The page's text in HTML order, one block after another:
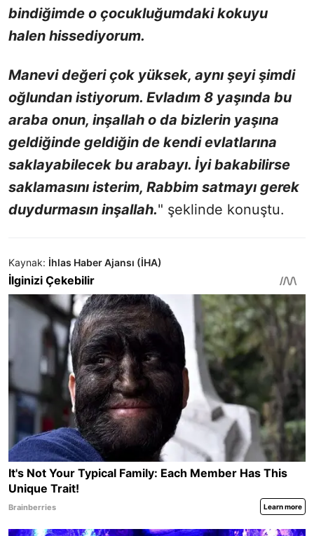
bindiğimde o çocukluğumdaki kokuyu
halen hissediyorum.
Manevi değeri çok yüksek, aynı şeyi şimdi
oğlundan istiyorum. Evladım 8 yaşında bu
araba onun, inşallah o da bizlerin yaşına
geldiğinde geldiğin de kendi evlatlarına
saklayabilecek bu arabayı. İyi bakabilirse
saklamasını isterim, Rabbim satmayı gerek
duydurmasın inşallah." şeklinde konuştu.
Kaynak: İhlas Haber Ajansı (İHA)